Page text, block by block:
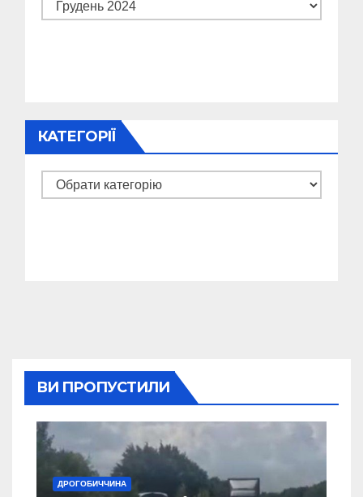
КАТЕГОРІЇ
Категорії
ВИ ПРОПУСТИЛИ
ДРОГОБИЧЧИНА